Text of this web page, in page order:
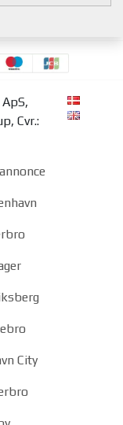
Cvr.:
City